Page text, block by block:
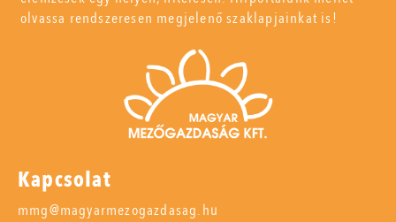
olvassa rendszeresen megjelenő szaklapjainkat is!
Kapcsolat
mmg@magyarmezogazdasag.hu